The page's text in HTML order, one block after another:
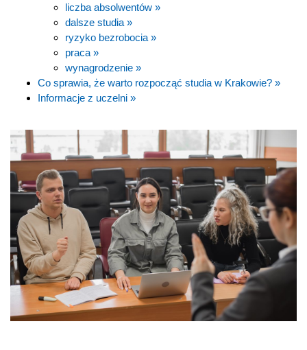
liczba absolwentów »
dalsze studia »
ryzyko bezrobocia »
praca »
wynagrodzenie »
Co sprawia, że warto rozpocząć studia w Krakowie? »
Informacje z uczelni »